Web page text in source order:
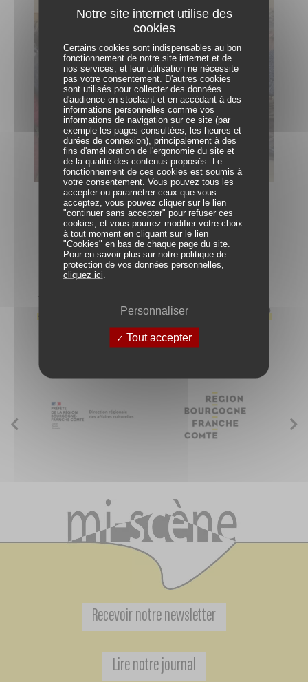
RETOUR À LA LISTE DES ARCHIVES
PARTENARIATS
Avec le soutien de nos partenaires.
Recevoir notre newsletter
Lire notre journal
Certains cookies sont indispensables au bon
fonctionnement de notre site internet et de
nos services, et leur utilisation ne nécessite
pas votre consentement. D'autres cookies
sont utilisés pour collecter des données
d'audience en stockant et en accédant à des
informations personnelles comme vos
informations de navigation sur ce site (par
exemple les pages consultées, les heures et
durées de connexion), principalement à des
fins d'amélioration de l'ergonomie du site et
de la qualité des contenus proposés. Le
fonctionnement de ces cookies est soumis à
votre consentement. Vous pouvez tous les
accepter ou paramétrer ceux que vous
acceptez, vous pouvez cliquer sur le lien
"continuer sans accepter" pour refuser ces
cookies, et vous pourrez modifier votre choix
à tout moment en cliquant sur le lien
"Cookies" en bas de chaque page du site.
Pour en savoir plus sur notre politique de
protection de vos données personnelles,
cliquez ici
Personnaliser
Tout accepter